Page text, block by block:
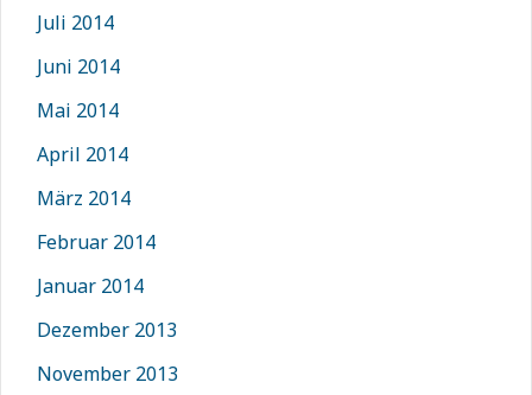
Juli 2014
Juni 2014
Mai 2014
April 2014
März 2014
Februar 2014
Januar 2014
Dezember 2013
November 2013